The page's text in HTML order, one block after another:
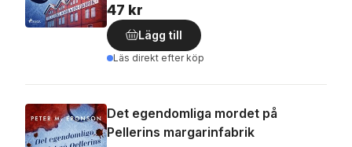
47 kr
Lägg till
Läs direkt efter köp
Det egendomliga mordet på
Pellerins margarinfabrik